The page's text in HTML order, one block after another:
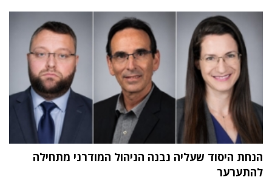
הנחת היסוד שעליה נבנה הניהול המודרני מתחילה
להתערער